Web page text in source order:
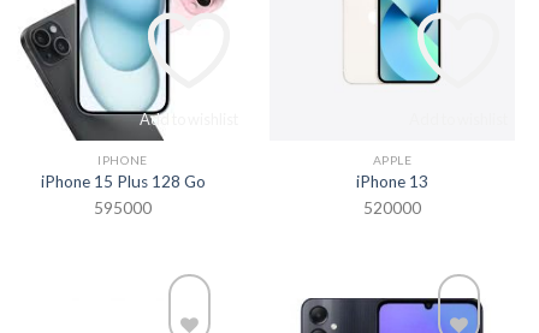
Add to wishlist
IPHONE
iPhone 15 Plus 128 Go
595000
APPLE
iPhone 13
520000